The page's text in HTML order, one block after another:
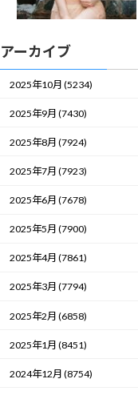
アーカイブ
2025年10月 (5234)
2025年9月 (7430)
2025年8月 (7924)
2025年7月 (7923)
2025年6月 (7678)
2025年5月 (7900)
2025年4月 (7861)
2025年3月 (7794)
2025年2月 (6858)
2025年1月 (8451)
2024年12月 (8754)